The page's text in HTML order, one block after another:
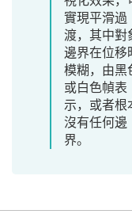
實現平滑過
渡，其中對
邊界在位移
模糊，由黑
或白色幀表
示，或者根
沒有任何邊
界。